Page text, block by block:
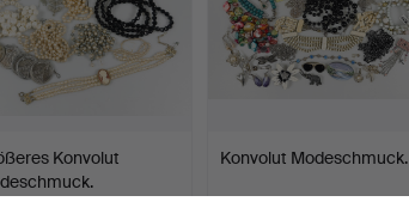
Konvolut
Konvolut Modeschmuck.